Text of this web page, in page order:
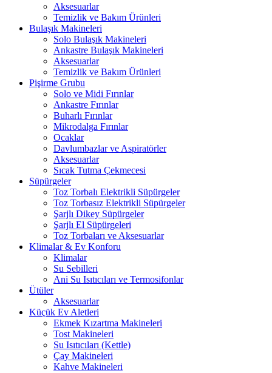
Aksesuarlar
Temizlik ve Bakım Ürünleri
Bulaşık Makineleri
Solo Bulaşık Makineleri
Ankastre Bulaşık Makineleri
Aksesuarlar
Temizlik ve Bakım Ürünleri
Pişirme Grubu
Solo ve Midi Fırınlar
Ankastre Fırınlar
Buharlı Fırınlar
Mikrodalga Fırınlar
Ocaklar
Davlumbazlar ve Aspiratörler
Aksesuarlar
Sıcak Tutma Çekmecesi
Süpürgeler
Toz Torbalı Elektrikli Süpürgeler
Toz Torbasız Elektrikli Süpürgeler
Şarjlı Dikey Süpürgeler
Şarjlı El Süpürgeleri
Toz Torbaları ve Aksesuarlar
Klimalar & Ev Konforu
Klimalar
Su Sebilleri
Ani Su Isıtıcıları ve Termosifonlar
Ütüler
Aksesuarlar
Küçük Ev Aletleri
Ekmek Kızartma Makineleri
Tost Makineleri
Su Isıtıcıları (Kettle)
Çay Makineleri
Kahve Makineleri